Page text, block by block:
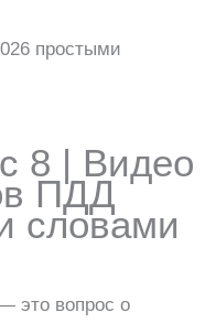
простыми
8 | Видео
ПДД
словами
это вопрос о